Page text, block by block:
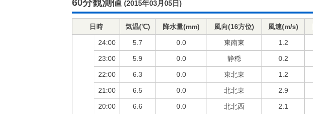
60分観測値 (2015年03月05日)
日時 気温(℃) 降水量(mm) 風向(16方位) 風速(m/s)
24:00 5.7 0.0 東南東 1.2
23:00 5.9 0.0 静穏 0.2
22:00 6.3 0.0 東北東 1.2
21:00 6.5 0.0 北北東 2.9
20:00 6.6 0.0 北北西 2.1